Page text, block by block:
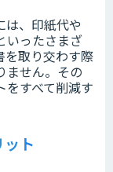
は、印紙代や
いったさまざ
を取り交わす際
ません。その
をすべて削減す
ト